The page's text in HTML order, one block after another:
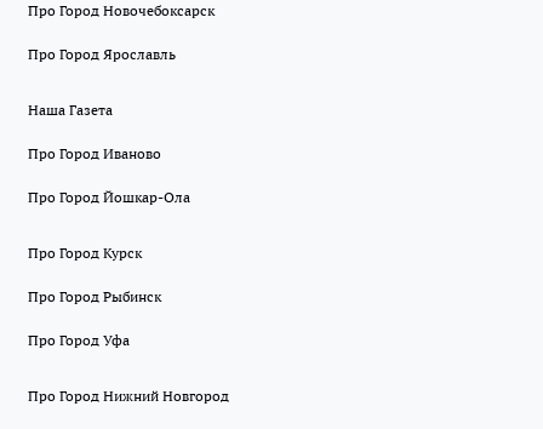
Про Город Новочебоксарск
Про Город Ярославль
Наша Газета
Про Город Иваново
Про Город Йошкар-Ола
Про Город Курск
Про Город Рыбинск
Про Город Уфа
Про Город Нижний Новгород